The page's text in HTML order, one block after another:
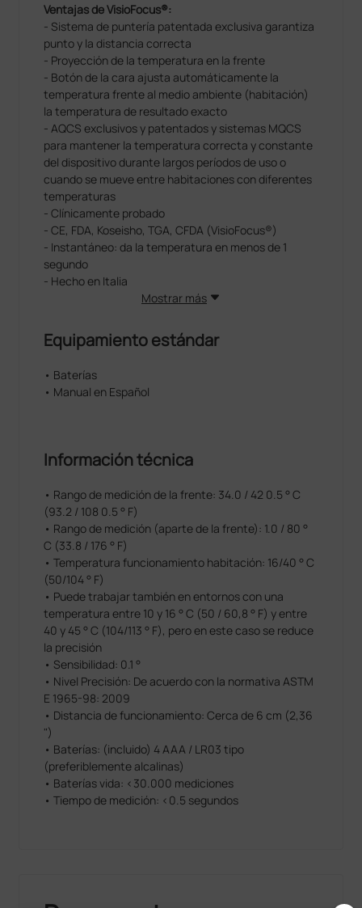
Ventajas de VisioFocus®:
- Sistema de puntería patentada exclusiva garantiza
punto y la distancia correcta
- Proyección de la temperatura en la frente
- Botón de la cara ajusta automáticamente la
temperatura frente al medio ambiente (habitación)
la temperatura de resultado exacto
- AQCS exclusivos y patentados y sistemas MQCS
para mantener la temperatura correcta y constante
del dispositivo durante largos períodos de uso o
cuando se mueve entre habitaciones con diferentes
temperaturas
- Clínicamente probado
- CE, FDA, Koseisho, TGA, CFDA (VisioFocus®)
- Instantáneo: da la temperatura en menos de 1
segundo
- Hecho en Italia
Mostrar más
Equipamiento estándar
• Baterías
• Manual en Español
Información técnica
• Rango de medición de la frente: 34.0 / 42 0.5 ° C
(93.2 / 108 0.5 ° F)
• Rango de medición (aparte de la frente): 1.0 / 80 °
C (33.8 / 176 ° F)
• Temperatura funcionamiento habitación: 16/40 ° C
(50/104 ° F)
• Puede trabajar también en entornos con una
temperatura entre 10 y 16 ° C (50 / 60,8 ° F) y entre
40 y 45 ° C (104/113 ° F), pero en este caso se reduce
la precisión
• Sensibilidad: 0.1 °
• Nivel Precisión: De acuerdo con la normativa ASTM
E 1965-98: 2009
• Distancia de funcionamiento: Cerca de 6 cm (2,36
")
• Baterías: (incluido) 4 AAA / LR03 tipo
(preferiblemente alcalinas)
• Baterías vida: <30.000 mediciones
• Tiempo de medición: <0.5 segundos